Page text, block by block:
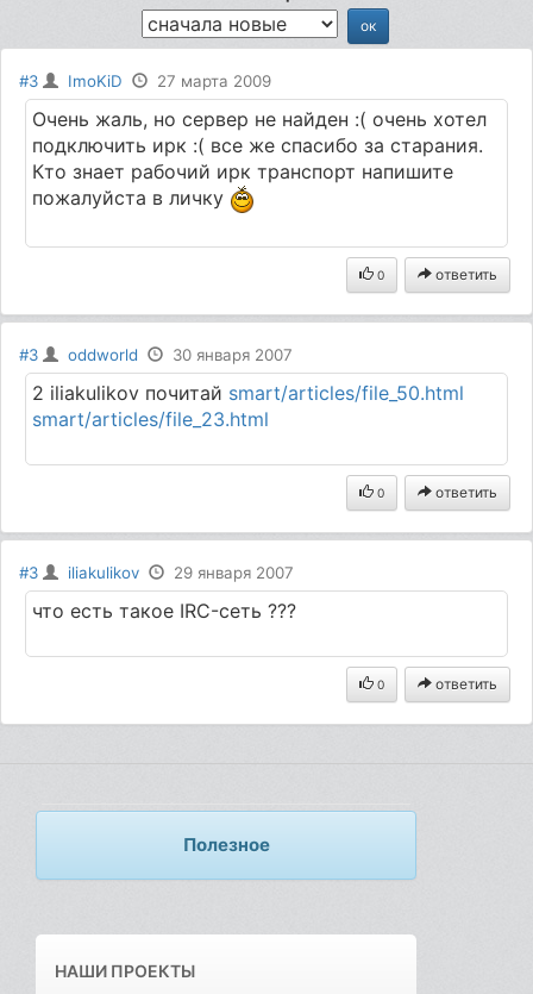
#3 ImoKiD 27 марта 2009
Очень жаль, но сервер не найден :( очень хотел
подключить ирк :( все же спасибо за старания.
Кто знает рабочий ирк транспорт напишите
пожалуйста в личку
0 ответить
#3 oddworld 30 января 2007
2 iliakulikov почитай smart/articles/file_50.html
smart/articles/file_23.html
0 ответить
#3 iliakulikov 29 января 2007
что есть такое IRC-сеть ???
0 ответить
Полезное
НАШИ ПРОЕКТЫ